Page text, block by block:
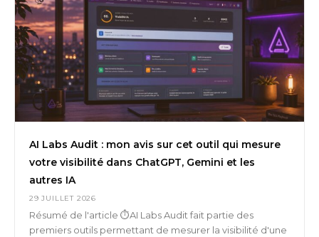
AI Labs Audit : mon avis sur cet outil qui mesure
votre visibilité dans ChatGPT, Gemini et les
autres IA
29 JUILLET 2026
Résumé de l'article ⏱️AI Labs Audit fait partie des
premiers outils permettant de mesurer la visibilité d'une